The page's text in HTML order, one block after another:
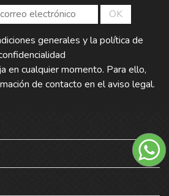
generales y la política de
en cualquier momento. Para ello,
de contacto en el aviso legal.